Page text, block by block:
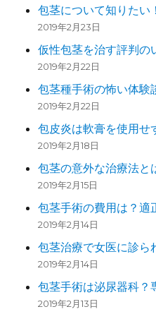
包茎について知りたい！
2019年2月23日
仮性包茎を治す評判の
2019年2月22日
包茎種手術の怖い体験
2019年2月22日
包皮炎は軟膏を使用せ
2019年2月18日
包茎の意外な治療法と
2019年2月15日
包茎手術の費用は？適
2019年2月14日
包茎治療で女医に診ら
2019年2月14日
包茎手術は泌尿器科？
2019年2月13日